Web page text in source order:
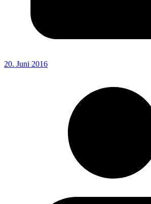
20. Juni 2016